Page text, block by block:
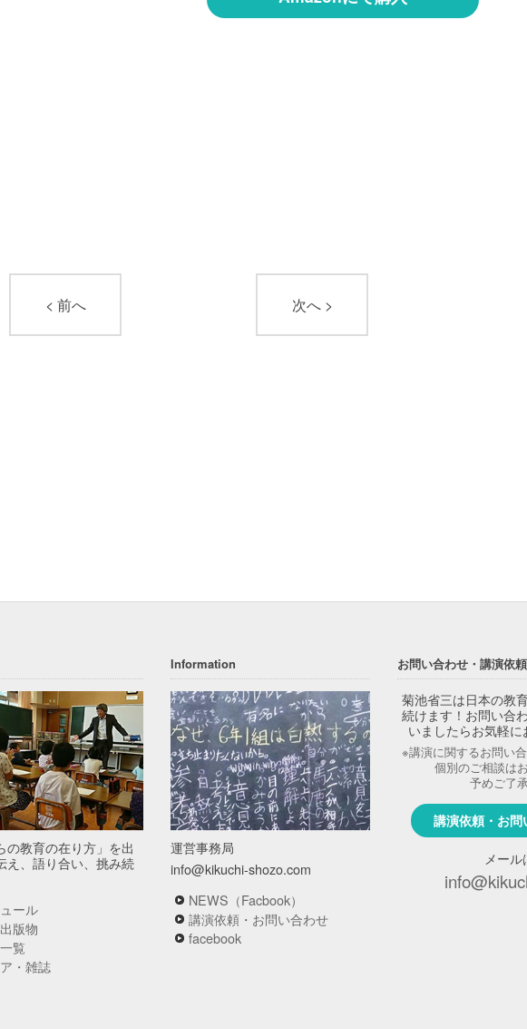
< 前へ 次へ >
の教育の在り方」を出
え、語り合い、挑み続
ール
版物
覧
・雑誌
Information
運営事務局
info@kikuchi-shozo.com
NEWS（Facbook）
講演依頼・お問い合わせ
facebook
お問い合わせ・講演依頼
菊池省三は日本の教
続けます！お問い合
いましたらお気軽に
※講演に関するお問い
個別のご相談は
予めご了
講演依頼・お問
メー